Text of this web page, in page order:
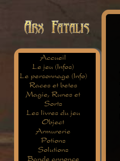
Accueil
Le jeu (Infos)
Le personnage (Info)
Races et betes
Magie, Runes et
Sorts
Les livres du jeu
Object
Armurerie
Potions
Solutions
Bande annonce